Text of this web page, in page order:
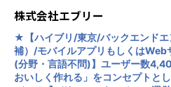
株式会社Linc’wellは、「テクノロ
前へ」をミッションに医療という
い、
徹底的な患者目線で最適化した体
ら踏み込んで実装することですべ
な働き方が可能です
【業務の変更の範囲】
会社の規定に準ずる
活動や、D2C事業立上げ・事業統合
策定から、SaaS基盤の導入、AIエ
R、システムリリース後のグロー
を主軸にDXを支援しています。
この最重要戦略を牽引し、大規模
・各チームが事業に最適な技術を
技術選定や新アーキテクチャ導入
ただけます。
・実装の先にある「ユーザーが実
か」というUX設計を重視した開発
・技術への深い知見とプロダクト
株式会社エブリー
★【ハイブリ/東京/バックエンドエ
補）/モバイルアプリもしくはWeb
(分野・言語不問)】ユーザー数
おいしく作れる」をコンセプトと